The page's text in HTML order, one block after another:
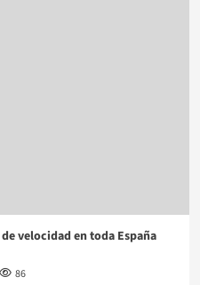
velocidad en toda España
86